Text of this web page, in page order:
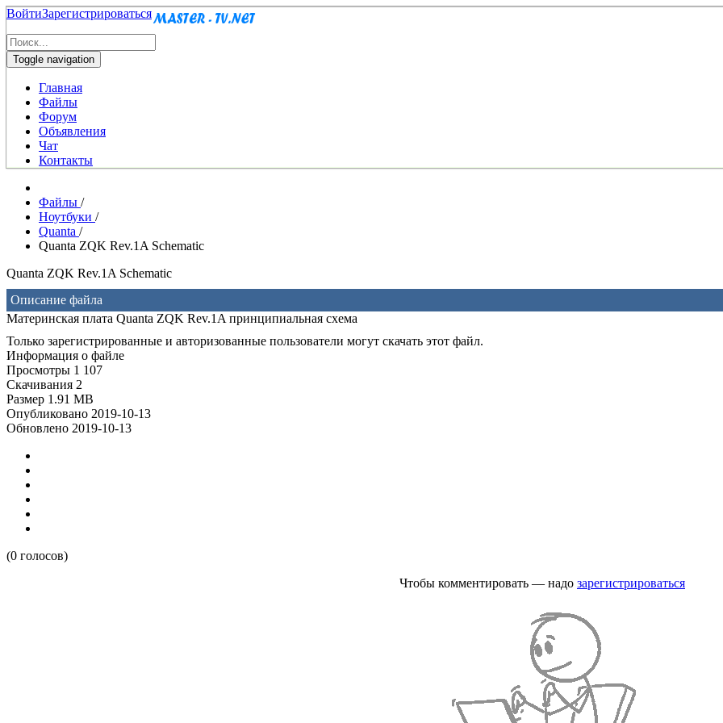
ВойтиЗарегистрироваться
Toggle navigation
Главная
Файлы
Форум
Объявления
Чат
Контакты
Файлы /
Ноутбуки /
Quanta /
Quanta ZQK Rev.1A Schematic
Quanta ZQK Rev.1A Schematic
Описание файла
Материнская плата Quanta ZQK Rev.1A принципиальная схема
Только зарегистрированные и авторизованные пользователи могут скачать этот файл.
Информация о файле
Просмотры 1 107
Скачивания 2
Размер 1.91 MB
Опубликовано 2019-10-13
Обновлено 2019-10-13
(0 голосов)
Чтобы комментировать — надо зарегистрироваться